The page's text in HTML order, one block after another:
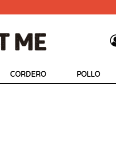
CORDERO POLLO